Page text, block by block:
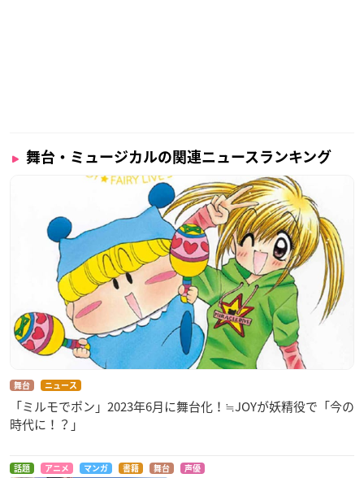
舞台・ミュージカルの関連ニュースランキング
舞台 ニュース
「ミルモでポン」2023年6月に舞台化！≒JOYが妖精役で「今の
時代に！？」
話題 アニメ マンガ 書籍 舞台 声優